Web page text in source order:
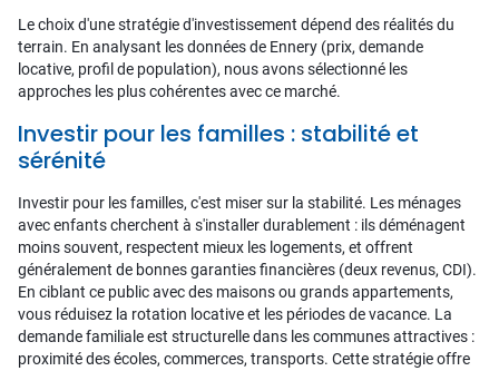
Le choix d'une stratégie d'investissement dépend des réalités du
terrain. En analysant les données de Ennery (prix, demande
locative, profil de population), nous avons sélectionné les
approches les plus cohérentes avec ce marché.
Investir pour les familles : stabilité et
sérénité
Investir pour les familles, c'est miser sur la stabilité. Les ménages
avec enfants cherchent à s'installer durablement : ils déménagent
moins souvent, respectent mieux les logements, et offrent
généralement de bonnes garanties financières (deux revenus, CDI).
En ciblant ce public avec des maisons ou grands appartements,
vous réduisez la rotation locative et les périodes de vacance. La
demande familiale est structurelle dans les communes attractives :
proximité des écoles, commerces, transports. Cette stratégie offre